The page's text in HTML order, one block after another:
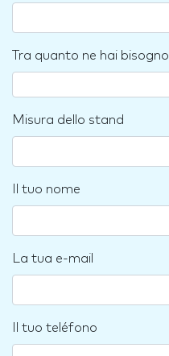
Tra quanto ne hai bisogno
Misura dello stand
Il tuo nome
La tua e-mail
Il tuo teléfono